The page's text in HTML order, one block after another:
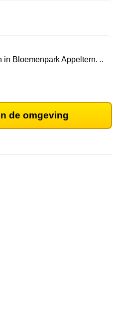
in Bloemenpark Appeltern. ..
de omgeving